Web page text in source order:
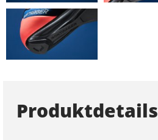
Produktdetails